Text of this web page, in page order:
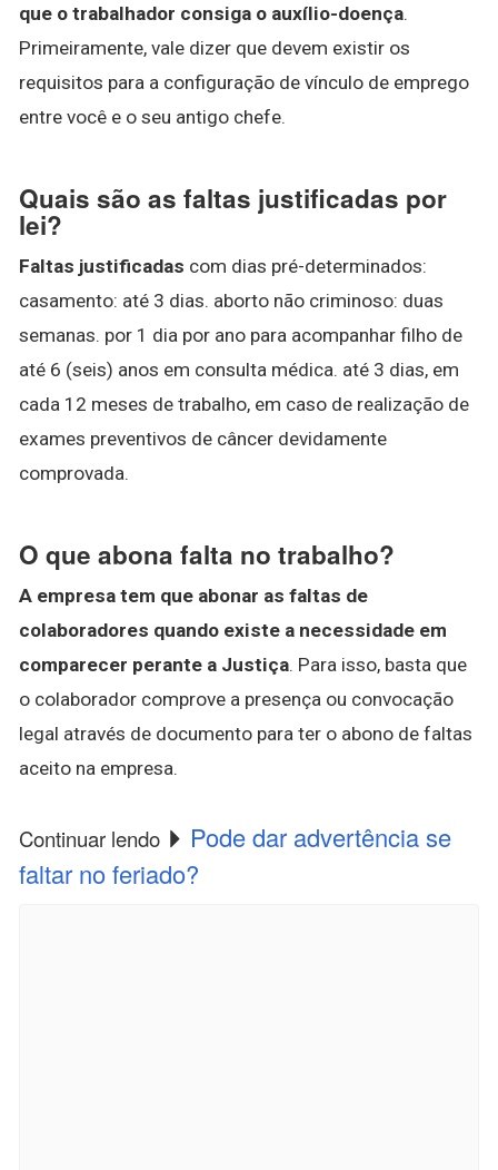
que o trabalhador consiga o auxílio-doença.
Primeiramente, vale dizer que devem existir os
requisitos para a configuração de vínculo de emprego
entre você e o seu antigo chefe.
Quais são as faltas justificadas por
lei?
Faltas justificadas com dias pré-determinados:
casamento: até 3 dias. aborto não criminoso: duas
semanas. por 1 dia por ano para acompanhar filho de
até 6 (seis) anos em consulta médica. até 3 dias, em
cada 12 meses de trabalho, em caso de realização de
exames preventivos de câncer devidamente
comprovada.
O que abona falta no trabalho?
A empresa tem que abonar as faltas de
colaboradores quando existe a necessidade em
comparecer perante a Justiça. Para isso, basta que
o colaborador comprove a presença ou convocação
legal através de documento para ter o abono de faltas
aceito na empresa.
Continuar lendo
Pode dar advertência se
faltar no feriado?